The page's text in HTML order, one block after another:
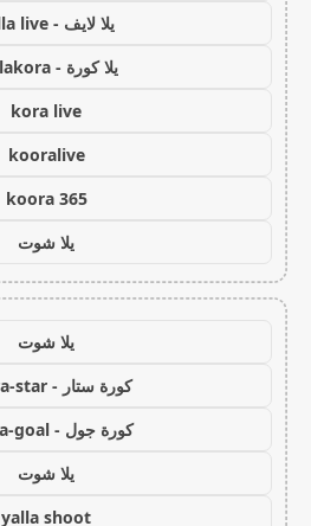
يلا لايف - yalla live
يلا كورة - yallakora
kora live
kooralive
koora 365
يلا شوت
يلا شوت
كورة ستار - koora-star
كورة جول - koora-goal
يلا شوت
yalla shoot